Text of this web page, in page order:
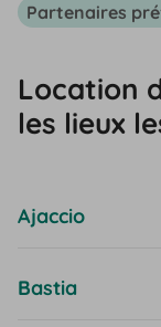
Partenaires
Location
les lieux
Ajaccio
Bastia